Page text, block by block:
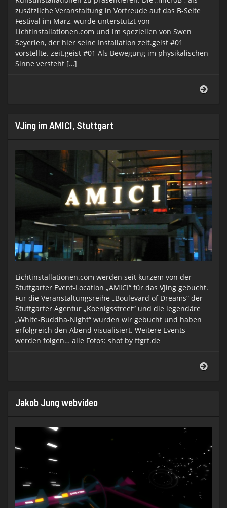
zusätzliche Veranstaltung in Vorfreude auf das B-Seite
Festival im März, wurde unterstützt von
Lichtinstallationen.com und im speziellen von Swen
Seyerlen, der hier seine Installation zeit.geist #01
vorstellte. zeit.geist #01 Als Bewegung im physikalischen
Sinne versteht […]
VJing im AMICI, Stuttgart
Lichtinstallationen.com werden seit kurzem von der
Stuttgarter Event-Location „AMICI“ für das VJing gebucht.
Für die Veranstaltungsreihe „Boulevard of Dreams“ der
Stuttgarter Agentur „Koenigsstreet“ und die legendäre
„White-Buddha-Night“ wurden wir gebucht und haben
erfolgreich den Abend visualisiert. Weitere Events
werden folgen… alle Fotos: shot by ftgrf.de
Jakob Jung webvideo